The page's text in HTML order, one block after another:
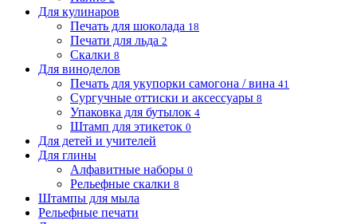
Для кулинаров
Печать для шоколада 18
Печати для льда 2
Скалки 8
Для виноделов
Печать для укупорки самогона / вина 41
Сургучные оттиски и аксессуары 8
Упаковка для бутылок 4
Штамп для этикеток 0
Для детей и учителей
Для глины
Алфавитные наборы 0
Рельефные скалки 8
Штампы для мыла
Рельефные печати